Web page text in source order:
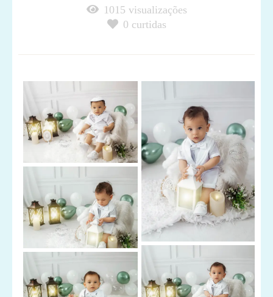
1015 visualizações
0 curtidas